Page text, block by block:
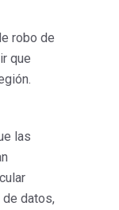
robo de
que
las
datos,